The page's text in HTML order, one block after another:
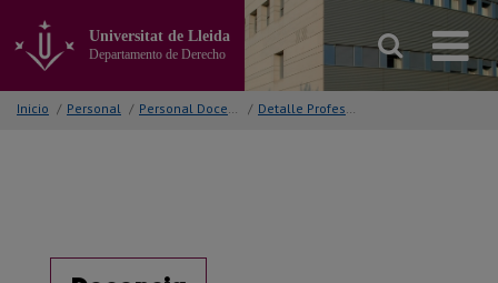
contenido
principal
Universitat de Lleida
Departamento de Derecho
Inicio / Personal / Personal Docente / Detalle Profesor/a